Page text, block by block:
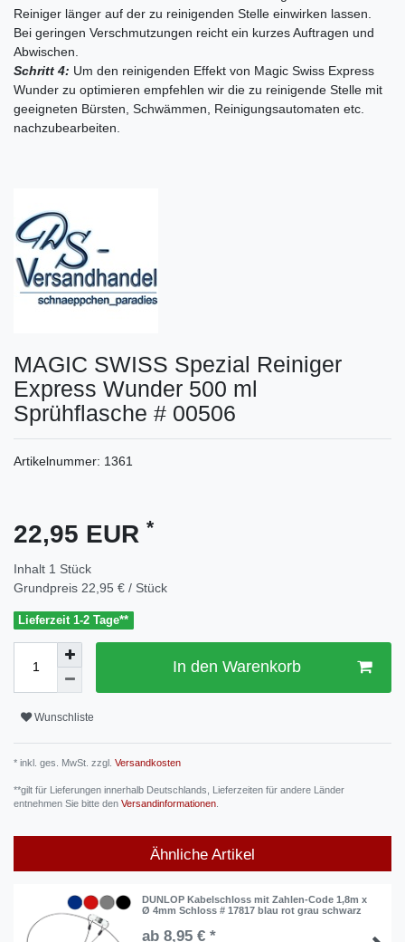
Reiniger länger auf der zu reinigenden Stelle einwirken lassen.
Bei geringen Verschmutzungen reicht ein kurzes Auftragen und
Abwischen.
Schritt 4: Um den reinigenden Effekt von Magic Swiss Express
Wunder zu optimieren empfehlen wir die zu reinigende Stelle mit
geeigneten Bürsten, Schwämmen, Reinigungsautomaten etc.
nachzubearbeiten.
MAGIC SWISS Spezial Reiniger
Express Wunder 500 ml
Sprühflasche # 00506
Artikelnummer: 1361
22,95 EUR *
Inhalt 1 Stück
Grundpreis 22,95 € / Stück
Lieferzeit 1-2 Tage**
In den Warenkorb
Wunschliste
* inkl. ges. MwSt. zzgl. Versandkosten
**gilt für Lieferungen innerhalb Deutschlands, Lieferzeiten für andere Länder
entnehmen Sie bitte den Versandinformationen
Ähnliche Artikel
DUNLOP Kabelschloss mit Zahlen-Code 1,8m x
Ø 4mm Schloss # 17817 blau rot grau schwarz
ab 8,95 € *